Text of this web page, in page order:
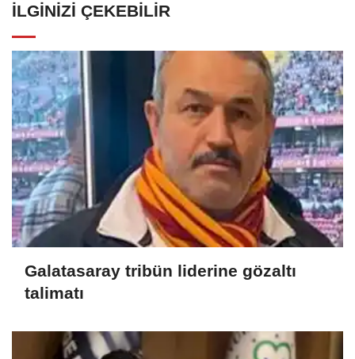
İLGINIZI ÇEKEBILIR
Galatasaray tribün liderine gözaltı
talimatı